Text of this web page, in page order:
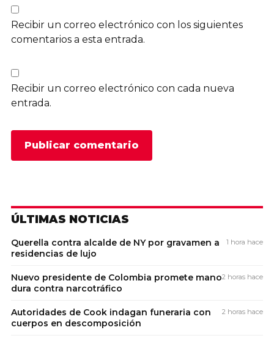
Recibir un correo electrónico con los siguientes
comentarios a esta entrada.
Recibir un correo electrónico con cada nueva
entrada.
ÚLTIMAS NOTICIAS
Querella contra alcalde de NY por gravamen a
residencias de lujo
1 hora hace
Nuevo presidente de Colombia promete mano
dura contra narcotráfico
2 horas hace
Autoridades de Cook indagan funeraria con
cuerpos en descomposición
2 horas hace